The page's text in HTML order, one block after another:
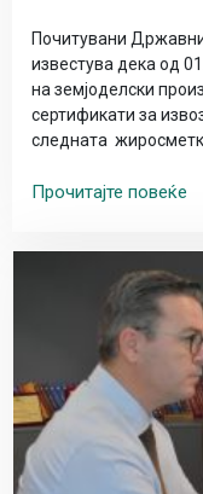
Почитувани
известува дека од
на земјоделски
сертификати за
следната
Прочитајте повеќе